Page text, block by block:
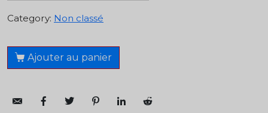
Category: Non classé
Ajouter au panier